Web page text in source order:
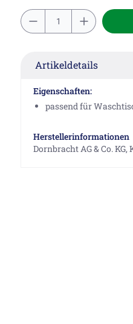
Artikeldetails
Eigenschaften:
passend für
Herstellerinformationen
Dornbracht AG & Co.